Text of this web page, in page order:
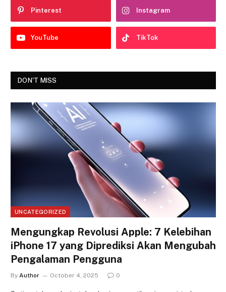
Pinterest Instagram
YouTube TikTok
DON'T MISS
UNCATEGORIZED
Mengungkap Revolusi Apple: 7 Kelebihan
iPhone 17 yang Diprediksi Akan Mengubah
Pengalaman Pengguna
By Author October 4, 2025 0